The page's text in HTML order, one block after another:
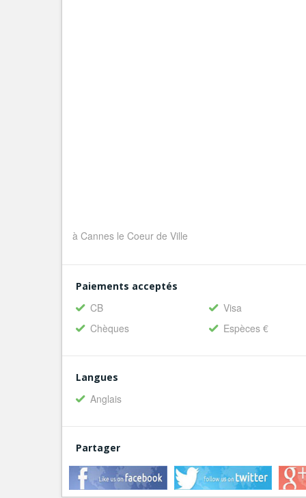
à Cannes le Coeur de Ville
Paiements acceptés
CB
Visa
Chèques
Espèces €
Langues
Anglais
Partager